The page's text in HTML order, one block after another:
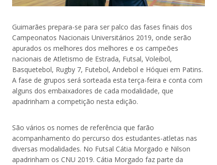
Guimarães prepara-se para ser palco das fases finais dos
Campeonatos Nacionais Universitários 2019, onde serão
apurados os melhores dos melhores e os campeões
nacionais de Atletismo de Estrada, Futsal, Voleibol,
Basquetebol, Rugby 7, Futebol, Andebol e Hóquei em Patins.
A fase de grupos será sorteada esta terça-feira e conta com
alguns dos embaixadores de cada modalidade, que
apadrinham a competição nesta edição.
São vários os nomes de referência que farão
acompanhamento do percurso dos estudantes-atletas nas
diversas modalidades. No Futsal Cátia Morgado e Nilson
apadrinham os CNU 2019. Cátia Morgado faz parte da